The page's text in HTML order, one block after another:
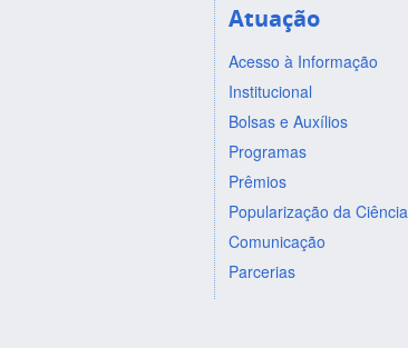
Atuação
Acesso à Informação
Institucional
Bolsas e Auxílios
Programas
Prêmios
Popularização da Ciência
Comunicação
Parcerias